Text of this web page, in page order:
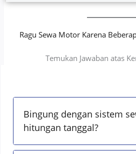
Ragu Sewa Motor Karena
Temukan Jawaban atas
Bingung dengan sistem
hitungan tanggal?